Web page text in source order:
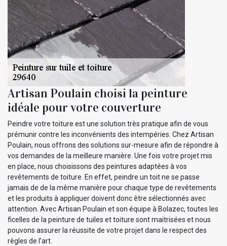
Artisan Poulain choisi la peinture
idéale pour votre couverture
Peindre votre toiture est une solution très pratique afin de vous
prémunir contre les inconvénients des intempéries. Chez Artisan
Poulain, nous offrons des solutions sur-mesure afin de répondre à
vos demandes de la meilleure manière. Une fois votre projet mis
en place, nous choisissons des peintures adaptées à vos
revêtements de toiture. En effet, peindre un toit ne se passe
jamais de de la même manière pour chaque type de revêtements
et les produits à appliquer doivent donc être sélectionnés avec
attention. Avec Artisan Poulain et son équipe à Bolazec, toutes les
ficelles de la peinture de tuiles et toiture sont maitrisées et nous
pouvons assurer la réussite de votre projet dans le respect des
règles de l’art.